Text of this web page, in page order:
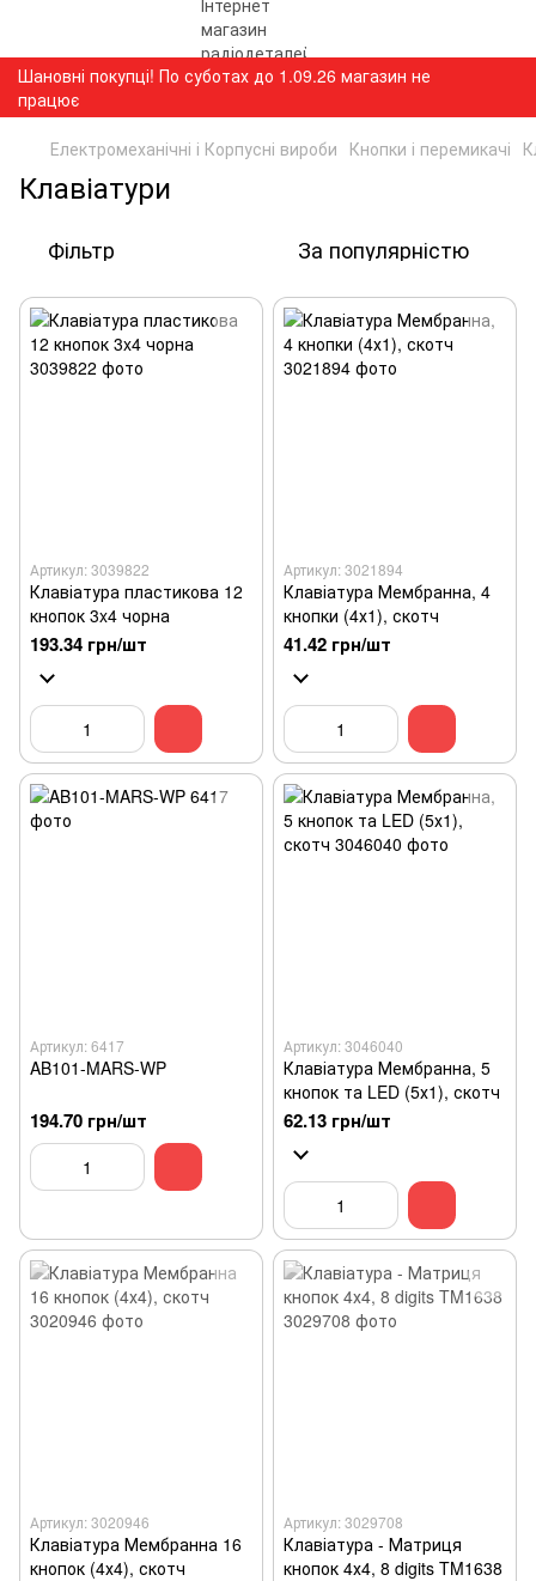
Шановні покупці! По суботах до 1.09.26 магазин не
працює
Електромеханічні і Корпусні вироби Кнопки і перемикачі
Клавіатури
Фільтр За популярністю
Артикул: 3039822
Клавіатура пластикова 12
кнопок 3x4 чорна
193.34 грн/шт
Артикул: 3021894
Клавіатура Мембранна, 4
кнопки (4х1), скотч
41.42 грн/шт
Артикул: 6417
AB101-MARS-WP
194.70 грн/шт
Артикул: 3046040
Клавіатура Мембранна, 5
кнопок та LED (5х1), скотч
62.13 грн/шт
Артикул: 3020946
Клавіатура Мембранна 16
кнопок (4х4), скотч
Артикул: 3029708
Клавіатура - Матриця
кнопок 4х4, 8 digits TM1638